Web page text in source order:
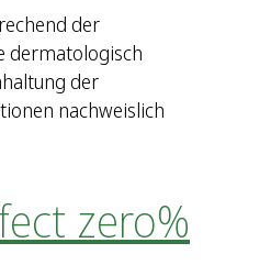
der
dermatologisch
der
nachweislich
zero%